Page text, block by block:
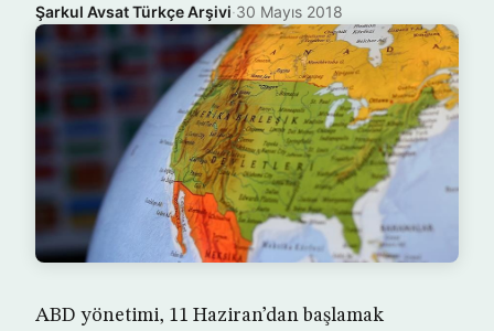
Şarkul Avsat Türkçe Arşivi·30 Mayıs 2018
ABD yönetimi, 11 Haziran’dan başlamak